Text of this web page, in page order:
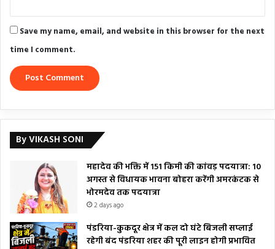
Save my name, email, and website in this browser for the next
time I comment.
By VIKASH SONI
महादेव की भक्ति में 151 किमी की कांवड़ पदयात्रा: 10
अगस्त से विधायक भावना बोहरा करेंगी अमरकंटक से
भोरमदेव तक पदयात्रा
2 days ago
पंडरिया-कुकदूर क्षेत्र में कल दो घंटे बिजली सप्लाई
रहेगी बंद पंडरिया शहर की पूरी लाइन होगी प्रभावित